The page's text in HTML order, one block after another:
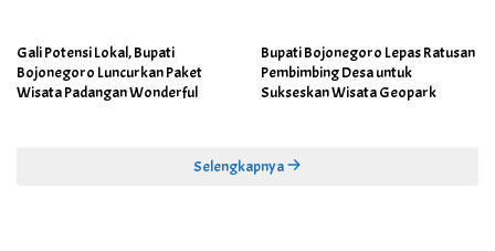
Gali Potensi Lokal, Bupati
Bojonegoro Luncurkan Paket
Wisata Padangan Wonderful
Bupati Bojonegoro Lepas Ratusan
Pembimbing Desa untuk
Sukseskan Wisata Geopark
Selengkapnya